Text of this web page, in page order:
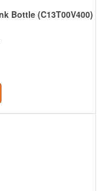
Bottle (C13T00V400)